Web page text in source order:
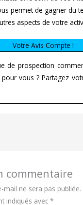
permet de gagner du
aspects de votre
Votre Avis Compte !
de prospection
vous ? Partagez
commentaire
mail ne sera pas publiée.
indiqués avec *